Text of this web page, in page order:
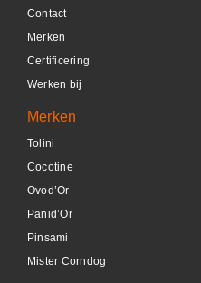
Contact
Merken
Certificering
Werken bij
Merken
Tolini
Cocotine
Ovod’Or
Panid’Or
Pinsami
Mister Corndog